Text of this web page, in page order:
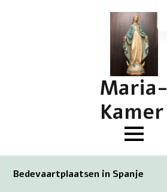
Maria-
Kamer
Bedevaartplaatsen in Spanje